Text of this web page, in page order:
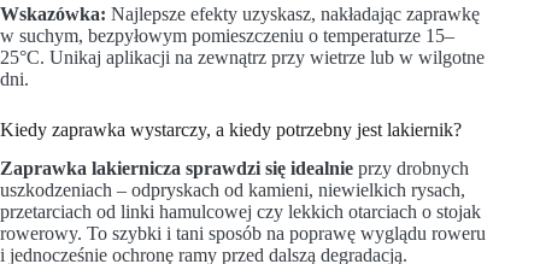
Wskazówka: Najlepsze efekty uzyskasz, nakładając zaprawkę
w suchym, bezpyłowym pomieszczeniu o temperaturze 15–
25°C. Unikaj aplikacji na zewnątrz przy wietrze lub w wilgotne
dni.
Kiedy zaprawka wystarczy, a kiedy potrzebny jest lakiernik?
Zaprawka lakiernicza sprawdzi się idealnie przy drobnych
uszkodzeniach – odpryskach od kamieni, niewielkich rysach,
przetarciach od linki hamulcowej czy lekkich otarciach o stojak
rowerowy. To szybki i tani sposób na poprawę wyglądu roweru
i jednocześnie ochronę ramy przed dalszą degradacją.